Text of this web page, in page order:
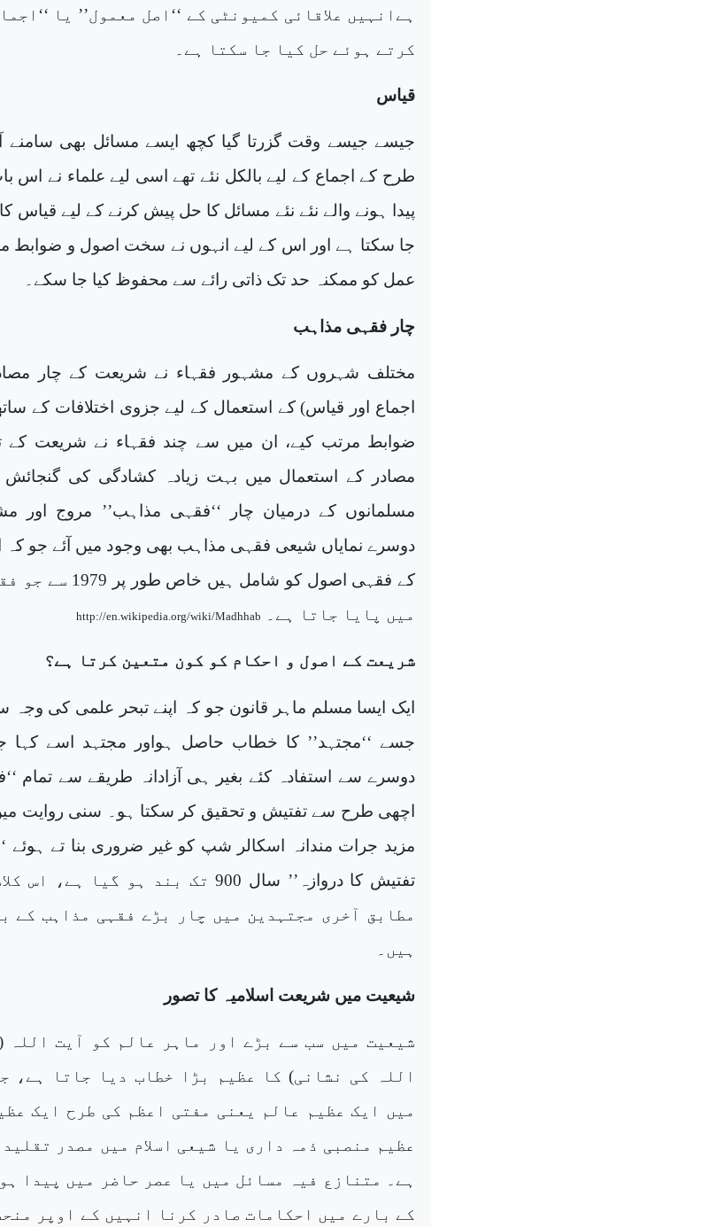
ہےانہیں علاقائی کمیونٹی کے ‘‘اصل معمول’’ یا
کرتے ہوئے حل کیا جا سکتا ہے۔
قیاس
جیسے جیسے وقت گزرتا گیا کچھ ایسے مسائل بھی
طرح کے اجماع کے لیے بالکل نئے تھے اسی لیے علماء نے اس
پیدا ہونے والے نئے نئے مسائل کا حل پیش کرنے کے لیے قیاس
جا سکتا ہے اور اس کے لیے انہوں نے سخت اصول و ضوابط
عمل کو ممکنہ حد تک ذاتی رائے سے محفوظ کیا جا سکے۔
چار فقہی مذاہب
مختلف شہروں کے مشہور فقہاء نے شریعت کے چار
اجماع اور قیاس) کے استعمال کے لیے جزوی اختلافات کے
ضوابط مرتب کیے، ان میں سے چند فقہاء نے شریعت کے
مصادر کے استعمال میں بہت زیادہ کشادگی کی
مسلمانوں کے درمیان چار ‘‘فقہی مذاہب’’ مروج اور
دوسرے نمایاں شیعی فقہی مذاہب بھی وجود میں آئے جو کہ
کے فقہی اصول کو شامل
میں پایا جاتا ہے۔
http://en.wikipedia.org/wiki/Madhhab
شریعت کے اصول و احکام کو کون متعین کرتا ہے؟
ایک ایسا مسلم ماہر قانون جو کہ اپنے تبحر علمی کی وجہ
جسے ‘‘مجتہد’’ کا خطاب حاصل ہواور مجتہد اسے کہا
دوسرے سے استفادہ کئے بغیر ہی آزادانہ طریقے سے تمام
اچھی طرح سے تفتیش و تحقیق کر سکتا ہو۔ سنی روایت
مزید جرات مندانہ اسکالر شپ کو غیر ضروری بنا تے ہوئے
تفتیش کا دروازہ’’ سال 900 تک بند ہو گیا
مطابق آخری مجتہدین میں چار بڑے فقہی مذاہب کے
ہیں۔
شیعیت میں شریعت اسلامیہ کا تصور
شیعیت میں سب سے بڑے اور ماہر عالم کو آیت اللہ
اللہ کی نشانی) کا عظیم بڑا خطاب دیا جاتا ہے،
میں ایک عظیم عالم یعنی مفتی اعظم کی طرح ایک
عظیم منصبی ذمہ داری یا شیعی اسلام میں مصدر
ہے۔ متنازع فیہ مسائل میں یا عصر حاضر میں پیدا
کے بارے میں احکامات صادر کرنا انہیں کے اوپر